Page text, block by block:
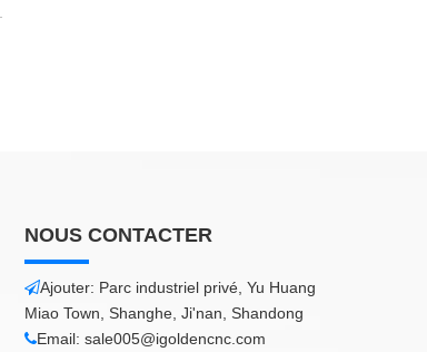
NOUS CONTACTER
Ajouter: Parc industriel privé, Yu Huang
Miao Town, Shanghe, Ji'nan, Shandong
Email: sale005@igoldencnc.com